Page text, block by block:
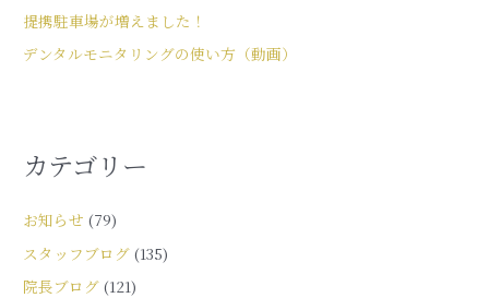
提携駐車場が増えました！
デンタルモニタリングの使い方（動画）
カテゴリー
お知らせ (79)
スタッフブログ (135)
院長ブログ (121)